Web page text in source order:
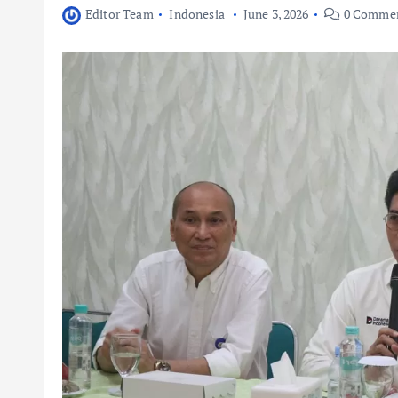
Editor Team Indonesia June 3, 2026 0